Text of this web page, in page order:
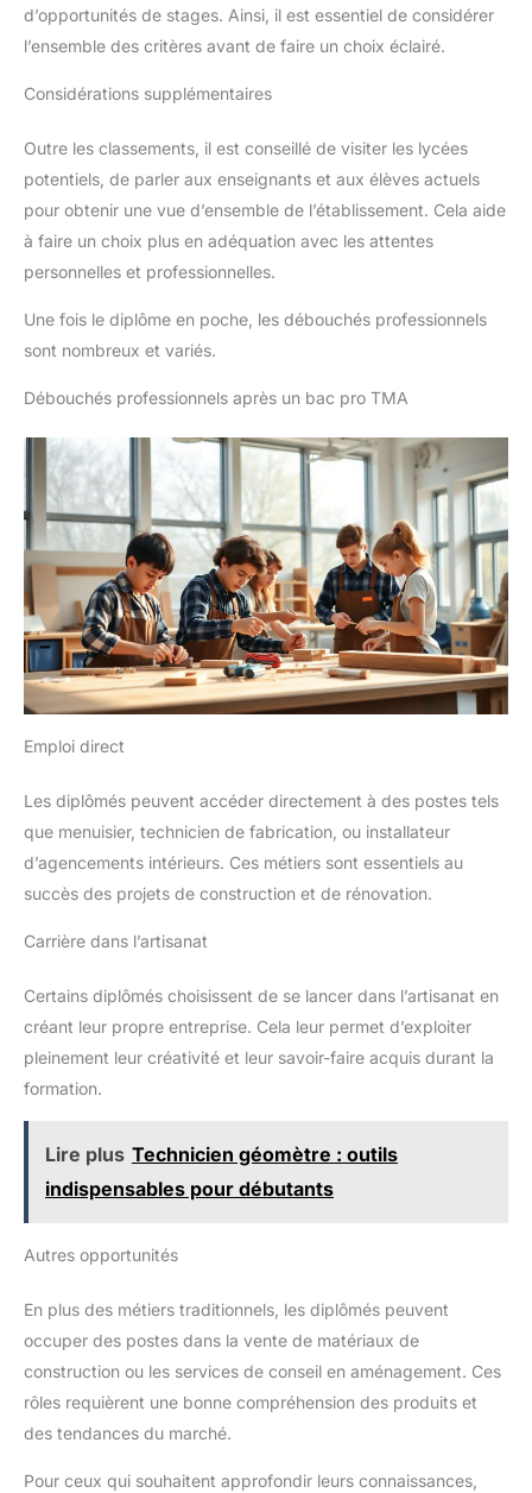
d’opportunités de stages. Ainsi, il est essentiel de considérer
l’ensemble des critères avant de faire un choix éclairé.
Considérations supplémentaires
Outre les classements, il est conseillé de visiter les lycées
potentiels, de parler aux enseignants et aux élèves actuels
pour obtenir une vue d’ensemble de l’établissement. Cela aide
à faire un choix plus en adéquation avec les attentes
personnelles et professionnelles.
Une fois le diplôme en poche, les débouchés professionnels
sont nombreux et variés.
Débouchés professionnels après un bac pro TMA
Emploi direct
Les diplômés peuvent accéder directement à des postes tels
que menuisier, technicien de fabrication, ou installateur
d’agencements intérieurs. Ces métiers sont essentiels au
succès des projets de construction et de rénovation.
Carrière dans l’artisanat
Certains diplômés choisissent de se lancer dans l’artisanat en
créant leur propre entreprise. Cela leur permet d’exploiter
pleinement leur créativité et leur savoir-faire acquis durant la
formation.
Lire plus Technicien géomètre : outils
indispensables pour débutants
Autres opportunités
En plus des métiers traditionnels, les diplômés peuvent
occuper des postes dans la vente de matériaux de
construction ou les services de conseil en aménagement. Ces
rôles requièrent une bonne compréhension des produits et
des tendances du marché.
Pour ceux qui souhaitent approfondir leurs connaissances,